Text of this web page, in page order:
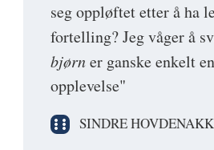
seg oppløftet etter å ha
fortelling? Jeg våger å
bjørner ganske enkelt
opplevelse"
SINDRE